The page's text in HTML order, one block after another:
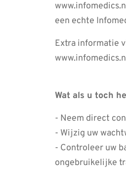
een echte
Extra informatie
Wat als u toch
- Neem direct
- Wijzig uw
- Controleer uw
ongebruikelijke